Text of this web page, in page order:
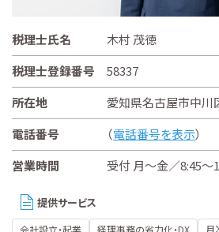
税理士氏名
木村 茂徳
税理士登録番号
58337
所在地
愛知県名古屋市中川
電話番号
（電話番号を表示）
営業時間
受付 月～金／8:45～
提供サービス
会社設立・起業 経理事務の省力化・DX 月